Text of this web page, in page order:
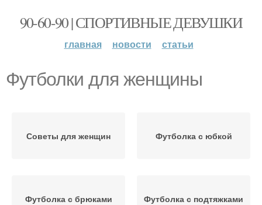
90-60-90 | СПОРТИВНЫЕ ДЕВУШКИ
главная новости статьи
Футболки для женщины
Советы для женщин Футболка с юбкой
Футболка с брюками Футболка с подтяжками